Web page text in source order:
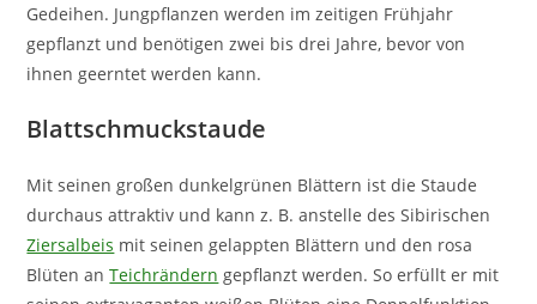
Gedeihen. Jungpflanzen werden im zeitigen Frühjahr
gepflanzt und benötigen zwei bis drei Jahre, bevor von
ihnen geerntet werden kann.
Blattschmuckstaude
Mit seinen großen dunkelgrünen Blättern ist die Staude
durchaus attraktiv und kann z. B. anstelle des Sibirischen
Ziersalbeis mit seinen gelappten Blättern und den rosa
Blüten anTeichrändern gepflanzt werden. So erfüllt er mit